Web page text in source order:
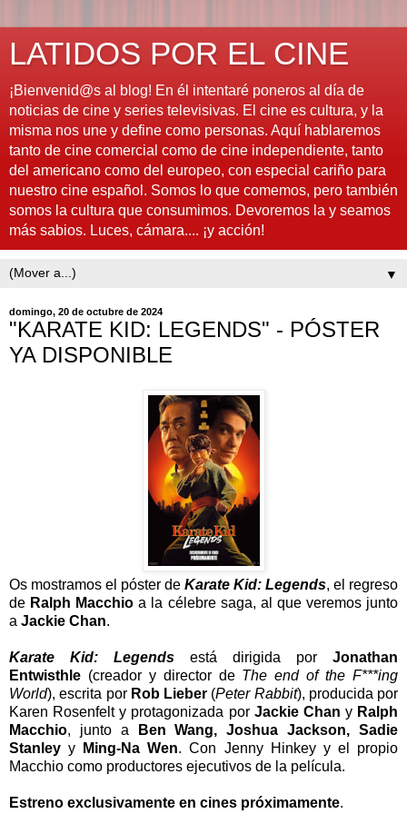
LATIDOS POR EL CINE
¡Bienvenid@s al blog! En él intentaré poneros al día de
noticias de cine y series televisivas. El cine es cultura, y la
misma nos une y define como personas. Aquí hablaremos
tanto de cine comercial como de cine independiente, tanto
del americano como del europeo, con especial cariño para
nuestro cine español. Somos lo que comemos, pero también
somos la cultura que consumimos. Devoremos la y seamos
más sabios. Luces, cámara.... ¡y acción!
▼
domingo, 20 de octubre de 2024
"KARATE KID: LEGENDS" - PÓSTER
YA DISPONIBLE
Os mostramos el póster de Karate Kid: Legends, el regreso
de Ralph Macchio a la célebre saga, al que veremos junto
a Jackie Chan.
Karate Kid: Legends está dirigida por Jonathan
Entwisthle (creador y director de The end of the F***ing
World), escrita por Rob Lieber (Peter Rabbit), producida por
Karen Rosenfelt y protagonizada por Jackie Chan y Ralph
Macchio, junto a
Ben Wang, Joshua Jackson, Sadie
Stanley y Ming-Na Wen. Con Jenny Hinkey y el propio
Macchio como productores ejecutivos de la película.
Estreno exclusivamente en cines próximamente.